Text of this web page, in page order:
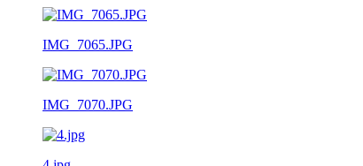
IMG_7065.JPG
IMG_7070.JPG